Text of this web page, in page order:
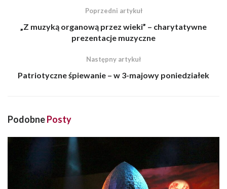
Poprzedni artykuł
„Z muzyką organową przez wieki” – charytatywne
prezentacje muzyczne
Następny artykuł
Patriotyczne śpiewanie – w 3-majowy poniedziałek
PodobnePosty